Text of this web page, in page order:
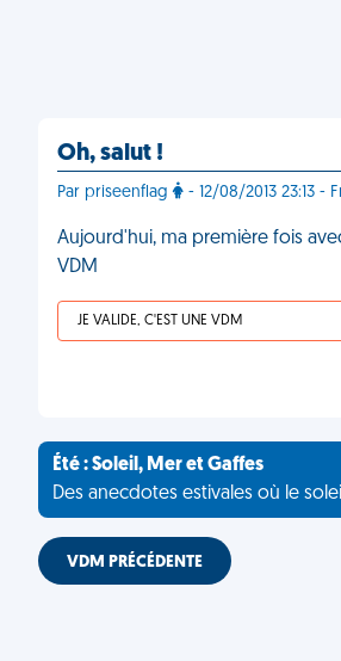
Oh, salut !
Par priseenflag - 12/08/2013 23:13 -
Aujourd'hui, ma première fois
VDM
JE VALIDE, C'EST UNE VDM
Été : Soleil, Mer et Gaffes
Des anecdotes estivales où le
VDM PRÉCÉDENTE